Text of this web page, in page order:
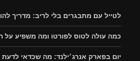
לטייל עם מתבגרים בלי לריב: מדריך
כמה עולה לטוס לפורטו ומה משפיע על
יום בפארק אנרג׳ילנד: מה שכדאי לדעת